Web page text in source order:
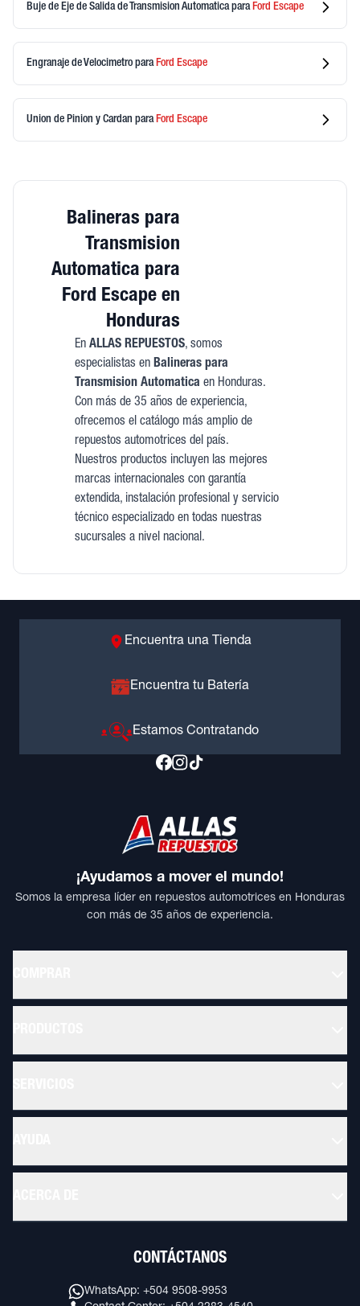
Buje de Eje de Salida de Transmision Automaticapara Ford Escape
Engranaje de Velocimetro para Ford Escape
Union de Pinion y Cardan para Ford Escape
Balineras para
Transmision
Automatica para
Ford Escape en
Honduras
En ALLAS REPUESTOS, somos
especialistas en Balineras para
Transmision Automatica en Honduras.
Con más de 35 años de experiencia,
ofrecemos el catálogo más amplio de
repuestos automotrices del país.
Nuestros productos incluyen las mejores
marcas internacionales con garantía
extendida, instalación profesional y servicio
técnico especializado en todas nuestras
sucursales a nivel nacional.
Encuentra una Tienda
Encuentra tu Batería
Estamos Contratando
¡Ayudamos a mover el mundo!
Somos la empresa líder en repuestos automotrices en Honduras
con más de 35 años de experiencia.
CONTÁCTANOS
WhatsApp: +504 9508-9953